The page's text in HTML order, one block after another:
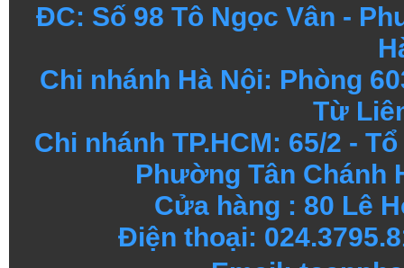
ĐC: Số 98 Tô Ngọc Vân -
Chi nhánh Hà Nội: Phòng
Từ
Chi nhánh TP.HCM: 65/2 -
Phường Tân Chánh
Cửa hàng : 80 Lê
Điện thoại: